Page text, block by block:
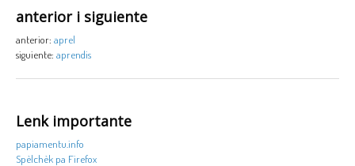
anterior i siguiente
anterior: aprel
siguiente: aprendis
Lenk importante
papiamentu.info
Spèlchèk pa Firefox